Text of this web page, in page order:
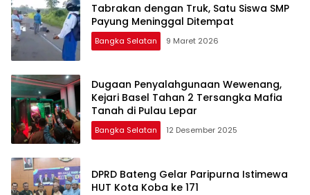
Tabrakan dengan Truk, Satu Siswa SMP
Payung Meninggal Ditempat
Bangka Selatan 9 Maret 2026
Dugaan Penyalahgunaan Wewenang,
Kejari Basel Tahan 2 Tersangka Mafia
Tanah di Pulau Lepar
Bangka Selatan 12 Desember 2025
DPRD Bateng Gelar Paripurna Istimewa
HUT Kota Koba ke 171